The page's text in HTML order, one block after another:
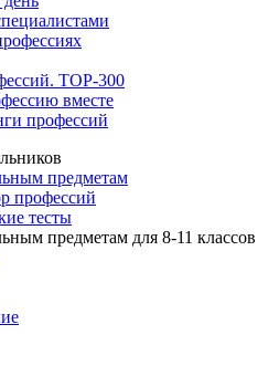
TOP-300
вместе
профессий
предметам
профессий
тесты
предметам для 8-11 классов